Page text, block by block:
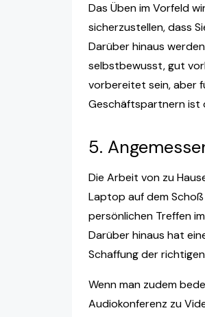
Das Üben im Vorfeld
sicherzustellen, dass
Darüber hinaus
selbstbewusst, gut
vorbereitet sein, aber
Geschäftspartnern ist
5.
Die Arbeit von zu
Laptop auf dem Schoß
persönlichen Treffen
Darüber hinaus hat
Schaffung der
Wenn man zudem
Audiokonferenz zu